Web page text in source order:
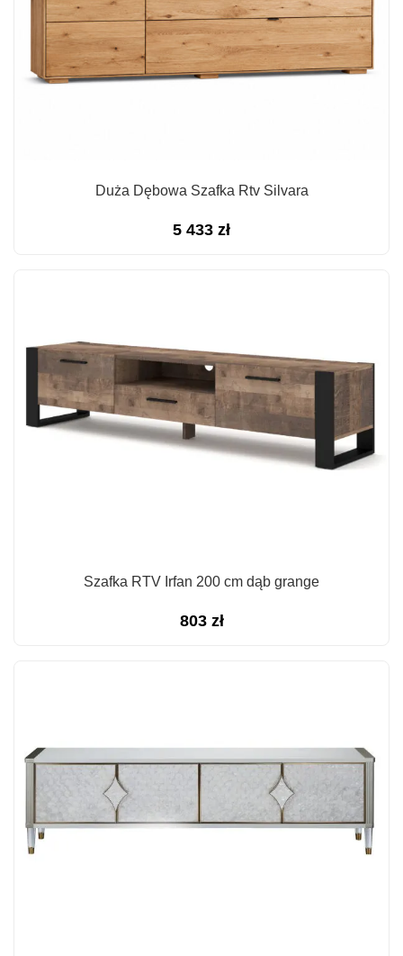
Duża Dębowa Szafka Rtv Silvara
5 433 zł
Szafka RTV Irfan 200 cm dąb grange
803 zł